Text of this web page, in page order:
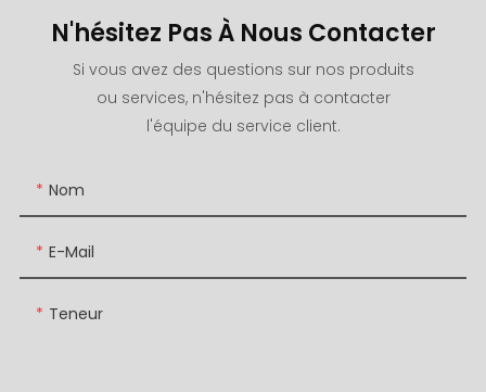
N'hésitez Pas À Nous Contacter
Si vous avez des questions sur nos produits
ou services, n'hésitez pas à contacter
l'équipe du service client.
Nom
E-Mail
Teneur